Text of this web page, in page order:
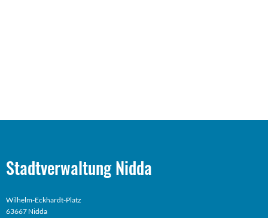
Stadtverwaltung Nidda
Wilhelm-Eckhardt-Platz
63667 Nidda